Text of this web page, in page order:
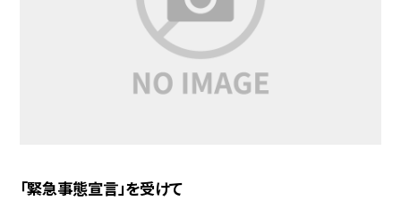
「緊急事態宣言」を受けて